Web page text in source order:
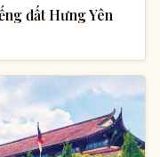
đất Hưng Yên